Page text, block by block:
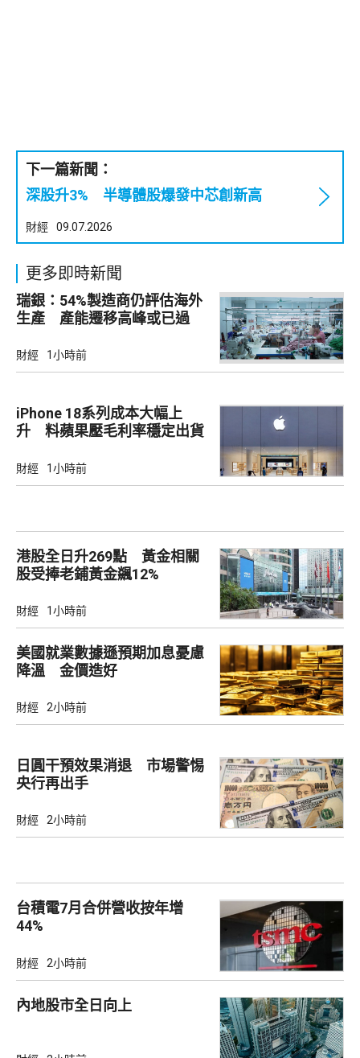
下一篇新聞：
深股升3% 半導體股爆發中芯創新高
財經 09.07.2026
更多即時新聞
瑞銀：54%製造商仍評估海外
生產 產能遷移高峰或已過
財經 1小時前
iPhone 18系列成本大幅上
升 料蘋果壓毛利率穩定出貨
財經 1小時前
港股全日升269點 黃金相關
股受捧老鋪黃金飊12%
財經 1小時前
美國就業數據遜預期加息憂慮
降溫 金價造好
財經 2小時前
日圓干預效果消退 市場警惕
央行再出手
財經 2小時前
台積電7月合併營收按年增
44%
財經 2小時前
內地股市全日向上